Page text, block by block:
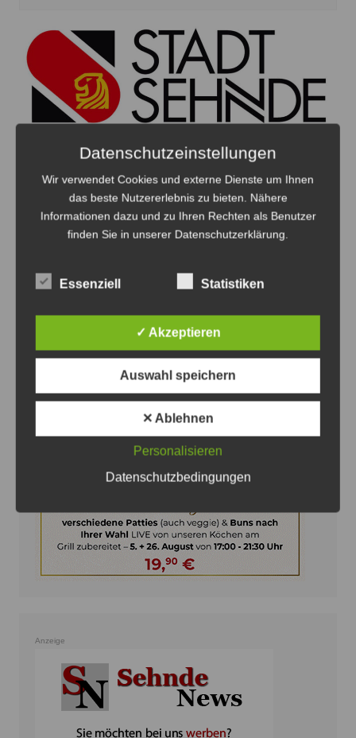
Amtliche Bekanntmachung der Stadt
Sehnde: Korrektur der Wahlvorschläge
Nr. 68 B
Anzeige
Datenschutzeinstellungen
Wir verwendet Cookies und externe Dienste um Ihnen
das beste Nutzererlebnis zu bieten. Nähere
Informationen dazu und zu Ihren Rechten als Benutzer
finden Sie in unserer Datenschutzerklärung.
Essenziell Statistiken
✓ Akzeptieren
Auswahl speichern
✕ Ablehnen
Personalisieren
Datenschutzbedingungen